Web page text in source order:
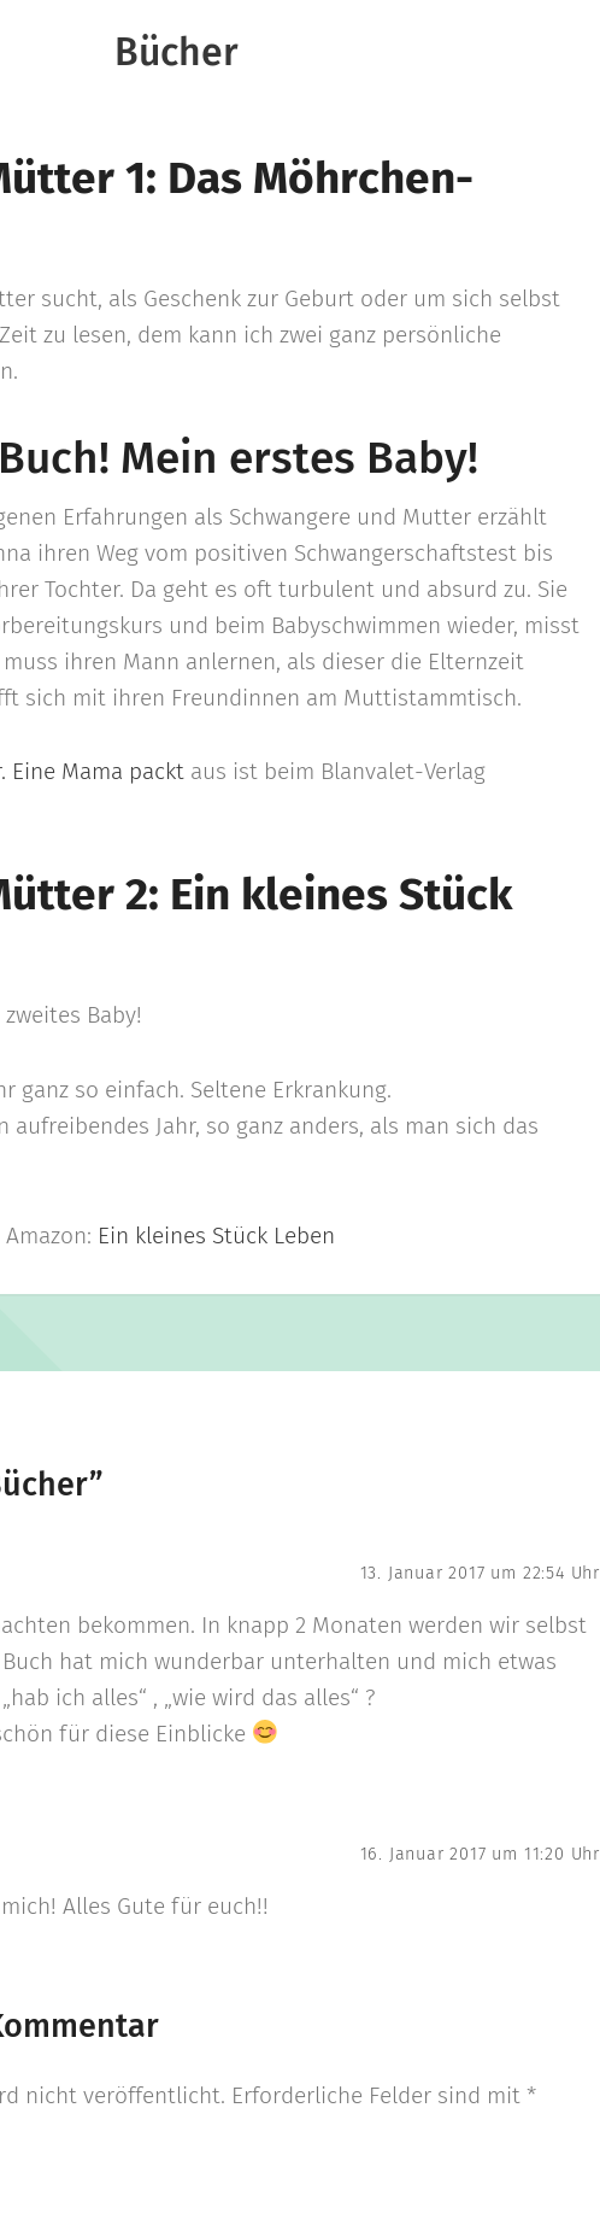
Bücher
1: Das Möhrchen-
sucht, als Geschenk zur Geburt oder um sich selbst
zu lesen, dem kann ich zwei ganz persönliche
Mein erstes Baby!
Erfahrungen als Schwangere und Mutter erzählt
ihren Weg vom positiven Schwangerschaftstest bis
Tochter. Da geht es oft turbulent und absurd zu. Sie
und beim Babyschwimmen wieder, misst
ihren Mann anlernen, als dieser die Elternzeit
sich mit ihren Freundinnen am Muttistammtisch.
Eine Mama packt aus ist beim Blanvalet-Verlag
2: Ein kleines Stück
Baby!
ganz so einfach. Seltene Erkrankung.
aufreibendes Jahr, so ganz anders, als man sich das
Ein kleines Stück Leben
”
13. Januar 2017 um 22:54 Uhr
bekommen. In knapp 2 Monaten werden wir selbst
hat mich wunderbar unterhalten und mich etwas
ich alles“ , „wie wird das alles“ ?
für diese Einblicke
16. Januar 2017 um 11:20 Uhr
Alles Gute für euch!!
nicht veröffentlicht. Erforderliche Felder sind mit *